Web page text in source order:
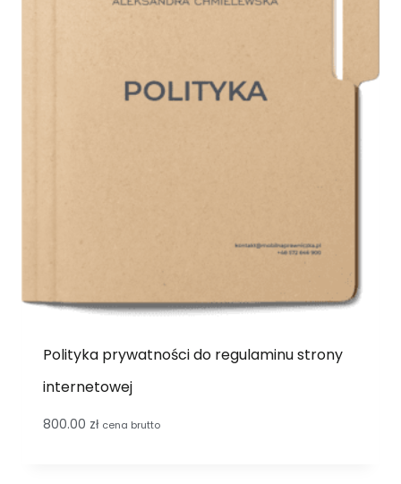
Polityka prywatności do regulaminu strony
internetowej
800.00 zł cena brutto